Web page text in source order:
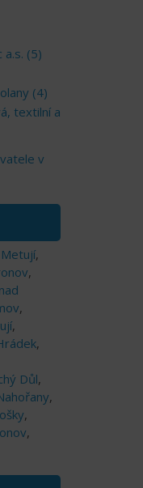
a.s. (5)
(4)
textilní a
v
,
,
,
,
,
Důl,
,
,
,